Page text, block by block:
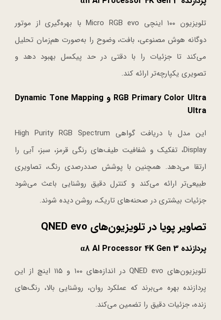
تلویزیون ۱۰۰ اینچی Micro RGB evo با بهره‌گیری از موتور
دوگانه هوش مصنوعی، بافت، وضوح را به‌صورت هم‌زمان تحلیل
می‌کند تا جزئیات را با دقتی در حد پیکسل بهبود دهد و
تصویری یکپارچه‌تر ارائه کند.
RGB Primary Color Ultra و Dynamic Tone Mapping
Ultra
این مدل با دریافت گواهی High Purity RGB Spectrum
Display، تفکیک و شفافیت طیف‌های رنگی قرمز، سبز، آبی را
ارتقا می‌دهد. همچنین با پوشش صددرصدی رنگ، تصاویری
طبیعی‌تر ارائه می‌کند و کنترل دقیق روشنایی باعث می‌شود
جزئیات بیشتری در صحنه‌های تاریک، روشن دیده شوند.
تصاویر پویا در تلویزیون‌های QNED evo
پردازنده α8 AI Processor 4K Gen 3
تلویزیون‌های QNED evo در اندازه‌های ۱۰۰ و ۱۱۵ اینچ از این
پردازنده بهره می‌برند که عملکرد روان، روشنایی بالا، رنگ‌های
زنده، جزئیات دقیق را تضمین می‌کند.